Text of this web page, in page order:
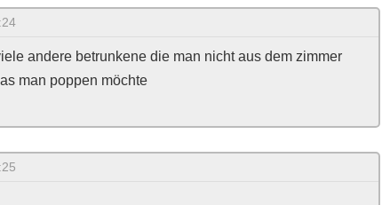
andere betrunkene die man nicht aus dem zimmer
man poppen möchte